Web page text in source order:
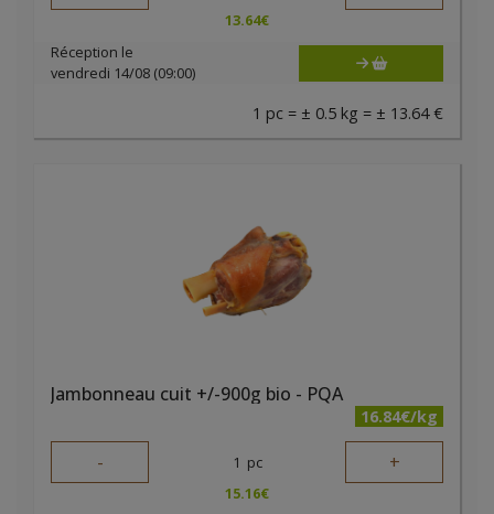
13.64€
Réception le
vendredi 14/08 (09:00)
1 pc = ± 0.5 kg = ± 13.64 €
Jambonneau cuit +/-900g bio - PQA
16.84€/kg
- 1 pc +
15.16€